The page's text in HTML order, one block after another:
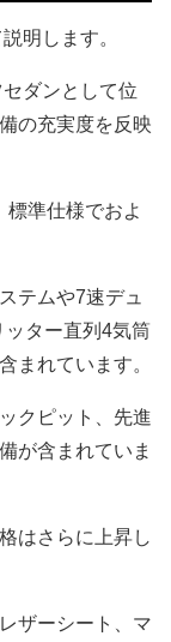
明します。
ダンとして位
の充実度を反映
準仕様でおよ
テムや7速デュ
ッター直列4気筒
まれています。
クピット、先進
が含まれていま
はさらに上昇し
ザーシート、マ